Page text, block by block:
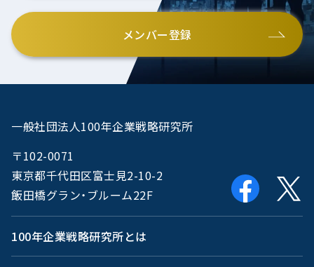
メンバー登録
一般社団法人100年企業戦略研究所
〒102-0071
東京都千代田区富士見2-10-2
飯田橋グラン・ブルーム22F
100年企業戦略研究所とは